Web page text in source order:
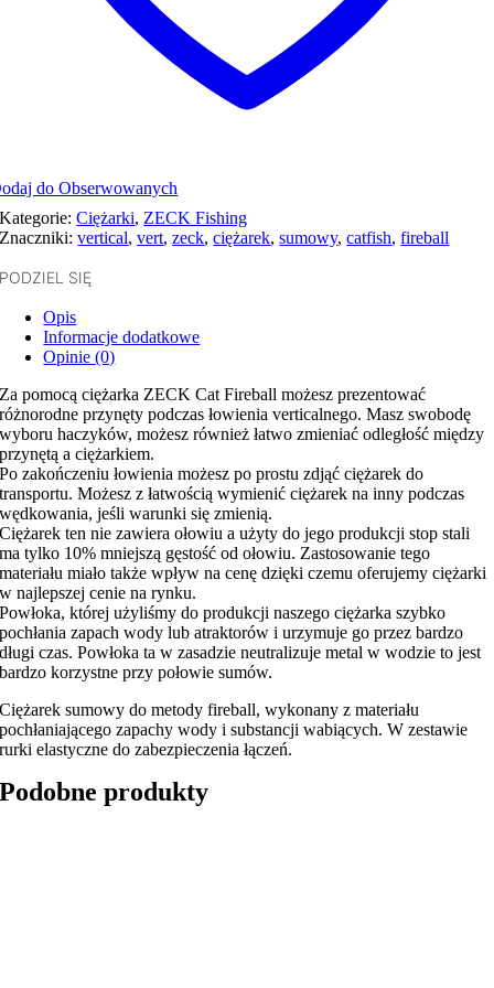
do Obserwowanych
Kategorie:Ciężarki, ZECK Fishing
Znaczniki:vertical,vert,zeck,ciężarek,sumowy,catfish,fireball
PODZIEL SIĘ
Opis
Informacje dodatkowe
Opinie (0)
Za pomocą ciężarka ZECK Cat Fireball możesz prezentować
różnorodne przynęty podczas łowienia verticalnego. Masz swobodę
wyboru haczyków, możesz również łatwo zmieniać odległość między
przynętą a ciężarkiem.
Po zakończeniu łowienia możesz po prostu zdjąć ciężarek do
transportu. Możesz z łatwością wymienić ciężarek na inny podczas
wędkowania, jeśli warunki się zmienią.
Ciężarek ten nie zawiera ołowiu a użyty do jego produkcji stop stali
ma tylko 10% mniejszą gęstość od ołowiu. Zastosowanie tego
materiału miało także wpływ na cenę dzięki czemu oferujemy ciężarki
w najlepszej cenie na rynku.
Powłoka, której użyliśmy do produkcji naszego ciężarka szybko
pochłania zapach wody lub atraktorów i urzymuje go przez bardzo
długi czas. Powłoka ta w zasadzie neutralizuje metal w wodzie to jest
bardzo korzystne przy połowie sumów.
Ciężarek sumowy do metody fireball, wykonany z materiału
pochłaniającego zapachy wody i substancji wabiących. W zestawie
rurki elastyczne do zabezpieczenia łączeń.
Podobne produkty